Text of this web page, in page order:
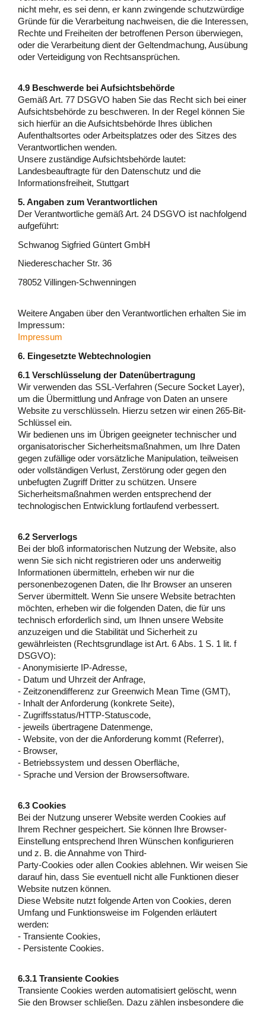
nicht mehr, es sei denn, er kann zwingende schutzwürdige
Gründe für die Verarbeitung nachweisen, die die Interessen,
Rechte und Freiheiten der betroffenen Person überwiegen,
oder die Verarbeitung dient der Geltendmachung, Ausübung
oder Verteidigung von Rechtsansprüchen.
4.9 Beschwerde bei Aufsichtsbehörde
Gemäß Art. 77 DSGVO haben Sie das Recht sich bei einer
Aufsichtsbehörde zu beschweren. In der Regel können Sie
sich hierfür an die Aufsichtsbehörde Ihres üblichen
Aufenthaltsortes oder Arbeitsplatzes oder des Sitzes des
Verantwortlichen wenden.
Unsere zuständige Aufsichtsbehörde lautet:
Landesbeauftragte für den Datenschutz und die
Informationsfreiheit, Stuttgart
5. Angaben zum Verantwortlichen
Der Verantwortliche gemäß Art. 24 DSGVO ist nachfolgend
aufgeführt:
Schwanog Sigfried Güntert GmbH
Niedereschacher Str. 36
78052 Villingen-Schwenningen
Weitere Angaben über den Verantwortlichen erhalten Sie im
Impressum:
Impressum
6. Eingesetzte Webtechnologien
6.1 Verschlüsselung der Datenübertragung
Wir verwenden das SSL-Verfahren (Secure Socket Layer),
um die Übermittlung und Anfrage von Daten an unsere
Website zu verschlüsseln. Hierzu setzen wir einen 265-Bit-
Schlüssel ein.
Wir bedienen uns im Übrigen geeigneter technischer und
organisatorischer Sicherheitsmaßnahmen, um Ihre Daten
gegen zufällige oder vorsätzliche Manipulation, teilweisen
oder vollständigen Verlust, Zerstörung oder gegen den
unbefugten Zugriff Dritter zu schützen. Unsere
Sicherheitsmaßnahmen werden entsprechend der
technologischen Entwicklung fortlaufend verbessert.
6.2 Serverlogs
Bei der bloß informatorischen Nutzung der Website, also
wenn Sie sich nicht registrieren oder uns anderweitig
Informationen übermitteln, erheben wir nur die
personenbezogenen Daten, die Ihr Browser an unseren
Server übermittelt. Wenn Sie unsere Website betrachten
möchten, erheben wir die folgenden Daten, die für uns
technisch erforderlich sind, um Ihnen unsere Website
anzuzeigen und die Stabilität und Sicherheit zu
gewährleisten (Rechtsgrundlage ist Art. 6 Abs. 1 S. 1 lit. f
DSGVO):
- Anonymisierte IP-Adresse,
- Datum und Uhrzeit der Anfrage,
- Zeitzonendifferenz zur Greenwich Mean Time (GMT),
- Inhalt der Anforderung (konkrete Seite),
- Zugriffsstatus/HTTP-Statuscode,
- jeweils übertragene Datenmenge,
- Website, von der die Anforderung kommt (Referrer),
- Browser,
- Betriebssystem und dessen Oberfläche,
- Sprache und Version der Browsersoftware.
6.3 Cookies
Bei der Nutzung unserer Website werden Cookies auf
Ihrem Rechner gespeichert. Sie können Ihre Browser-
Einstellung entsprechend Ihren Wünschen konfigurieren
und z. B. die Annahme von Third-
Party-Cookies oder allen Cookies ablehnen. Wir weisen Sie
darauf hin, dass Sie eventuell nicht alle Funktionen dieser
Website nutzen können.
Diese Website nutzt folgende Arten von Cookies, deren
Umfang und Funktionsweise im Folgenden erläutert
werden:
- Transiente Cookies,
- Persistente Cookies.
6.3.1 Transiente Cookies
Transiente Cookies werden automatisiert gelöscht, wenn
Sie den Browser schließen. Dazu zählen insbesondere die